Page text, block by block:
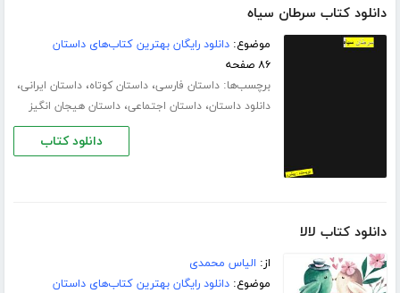
دانلود کتاب سرطان سیاه
موضوع:دانلود رایگان بهترین کتاب‌های داستان
۸۶ صفحه
برچسب‌ها:داستان فارسی،داستان کوتاه،داستان ایرانی،
دانلود داستان،داستان اجتماعی،داستان هیجان انگیز
دانلود کتاب
دانلود کتاب لالا
از: الیاس محمدی
موضوع:دانلود رایگان بهترین کتاب‌های داستان